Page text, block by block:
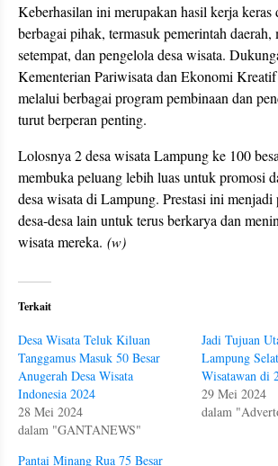
Keberhasilan ini merupakan hasil kerja keras
berbagai pihak, termasuk pemerintah daerah,
setempat, dan pengelola desa wisata.
Kementerian Pariwisata dan Ekonomi
melalui berbagai program pembinaan dan
turut berperan penting.
Lolosnya 2 desa wisata Lampung ke 100
membuka peluang lebih luas untuk promosi
desa wisata di Lampung. Prestasi ini menjadi
desa-desa lain untuk terus berkarya dan
wisata mereka. (w)
Terkait
Desa Wisata Teluk Kiluan
Tanggamus Masuk 50 Besar
Anugerah Desa Wisata
Indonesia 2024
28 Mei 2024
dalam "GANTANEWS"
Jadi Tujuan
Lampung
Wisatawan di
29 Mei 2024
dalam
Pantai Minang Rua 75 Besar